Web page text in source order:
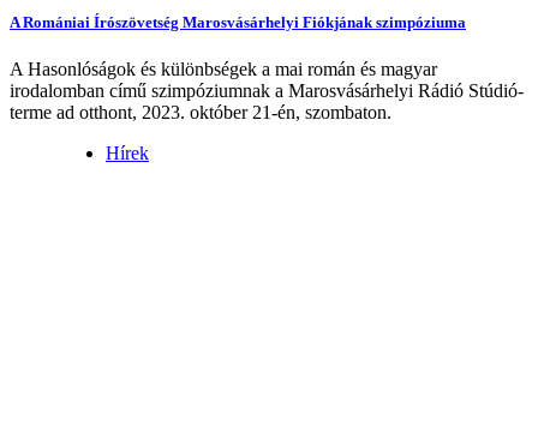
A Romániai Írószövetség Marosvásárhelyi Fiókjának szimpóziuma
A Hasonlóságok és különbségek a mai román és magyar
irodalomban című szimpóziumnak a Marosvásárhelyi Rádió Stúdió-
terme ad otthont, 2023. október 21-én, szombaton.
Hírek